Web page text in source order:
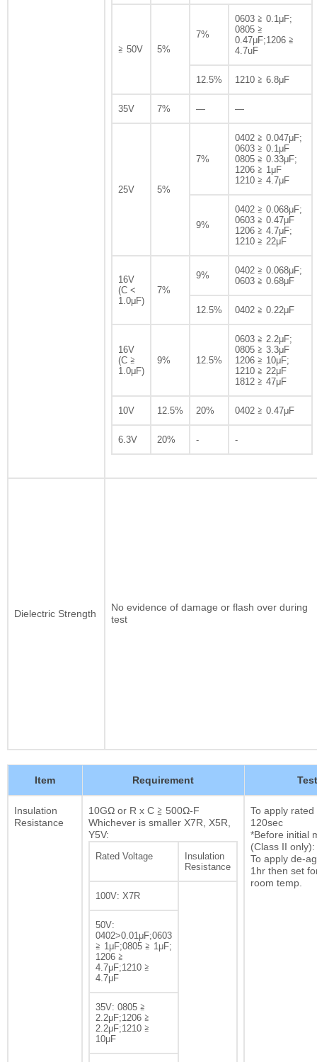
≧ 50V 5%
7%
0603 ≧ 0.1μF;
0805 ≧
0.47μF;1206 ≧
4.7uF
12.5% 1210 ≧ 6.8μF
35V 7% — —
25V 5%
7%
0402 ≧ 0.047μF;
0603 ≧ 0.1μF
0805 ≧ 0.33μF;
1206 ≧ 1μF
1210 ≧ 4.7μF
9%
0402 ≧ 0.068μF;
0603 ≧ 0.47μF
1206 ≧ 4.7μF;
1210 ≧ 22μF
16V
(C <
1.0μF)
7%
9%
0402 ≧ 0.068μF;
0603 ≧ 0.68μF
12.5% 0402 ≧ 0.22μF
16V
(C ≧
1.0μF)
9% 12.5%
0603 ≧ 2.2μF;
0805 ≧ 3.3μF
1206 ≧ 10μF;
1210 ≧ 22μF
1812 ≧ 47μF
10V 12.5% 20% 0402 ≧ 0.47μF
6.3V 20% - -
Dielectric Strength
No evidence of damage or flash over during
test
Item Requirement
Insulation
Resistance
10GΩ or R x C ≧ 500Ω-F
Whichever is smaller X7R, X5R,
Y5V:
Rated Voltage
Insulation
Resistance
100V: X7R
50V:
0402>0.01μF;0603
≧ 1μF;0805 ≧ 1μF;
1206 ≧
4.7μF;1210 ≧
4.7μF
35V: 0805 ≧
2.2μF;1206 ≧
2.2μF;1210 ≧
10μF
To apply
120sec
*Before initial
(Class II only):
To apply de-
1hr then set
room temp.